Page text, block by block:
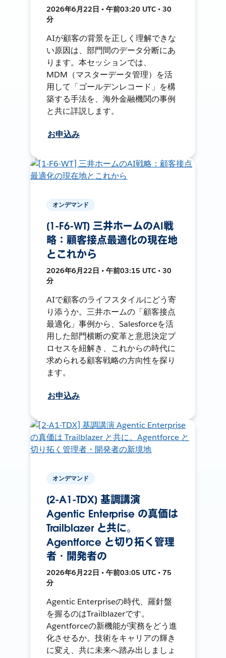
2026年6月22日 • 午前03:20 UTC • 30
分
AIが顧客の背景を正しく理解できな
い原因は、部門間のデータ分断にあ
ります。本セッションでは、
MDM（マスターデータ管理）を活
用して「ゴールデンレコード」を構
築する手法を、海外金融機関の事例
と共に詳説します。
お申込み
オンデマンド
[1-F6-WT] 三井ホームのAI戦
略：顧客接点最適化の現在地
とこれから
2026年6月22日 • 午前03:15 UTC • 30
分
AIで顧客のライフスタイルにどう寄
り添うか。三井ホームの「顧客接点
最適化」事例から、Salesforceを活
用した部門横断の変革と意思決定プ
ロセスを紐解き、これからの時代に
求められる顧客戦略の方向性を探り
ます。
お申込み
オンデマンド
[2-A1-TDX] 基調講演
Agentic Enterprise の真価は
Trailblazer と共に。
Agentforce と切り拓く管理
者・開発者の
2026年6月22日 • 午前03:05 UTC • 75
分
Agentic Enterpriseの時代、羅針盤
を握るのはTrailblazerです。
Agentforceの新機能が実務をどう進
化させるか。技術をキャリアの輝き
に変え、共に未来へ踏み出しましょ